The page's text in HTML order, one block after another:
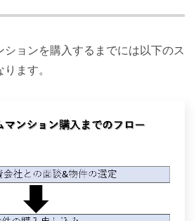
ョンを購入するまでには以下のス
ます。